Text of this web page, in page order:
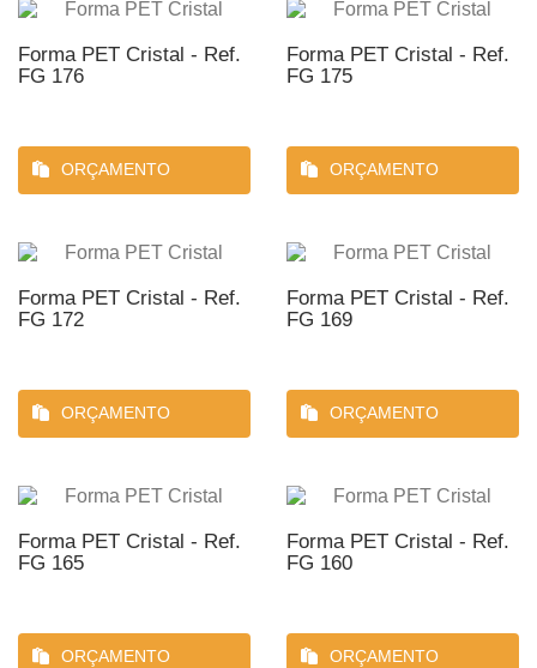
Forma PET Cristal - Ref.
FG 176
ORÇAMENTO
Forma PET Cristal - Ref.
FG 175
ORÇAMENTO
Forma PET Cristal - Ref.
FG 172
ORÇAMENTO
Forma PET Cristal - Ref.
FG 169
ORÇAMENTO
Forma PET Cristal - Ref.
FG 165
ORÇAMENTO
Forma PET Cristal - Ref.
FG 160
ORÇAMENTO